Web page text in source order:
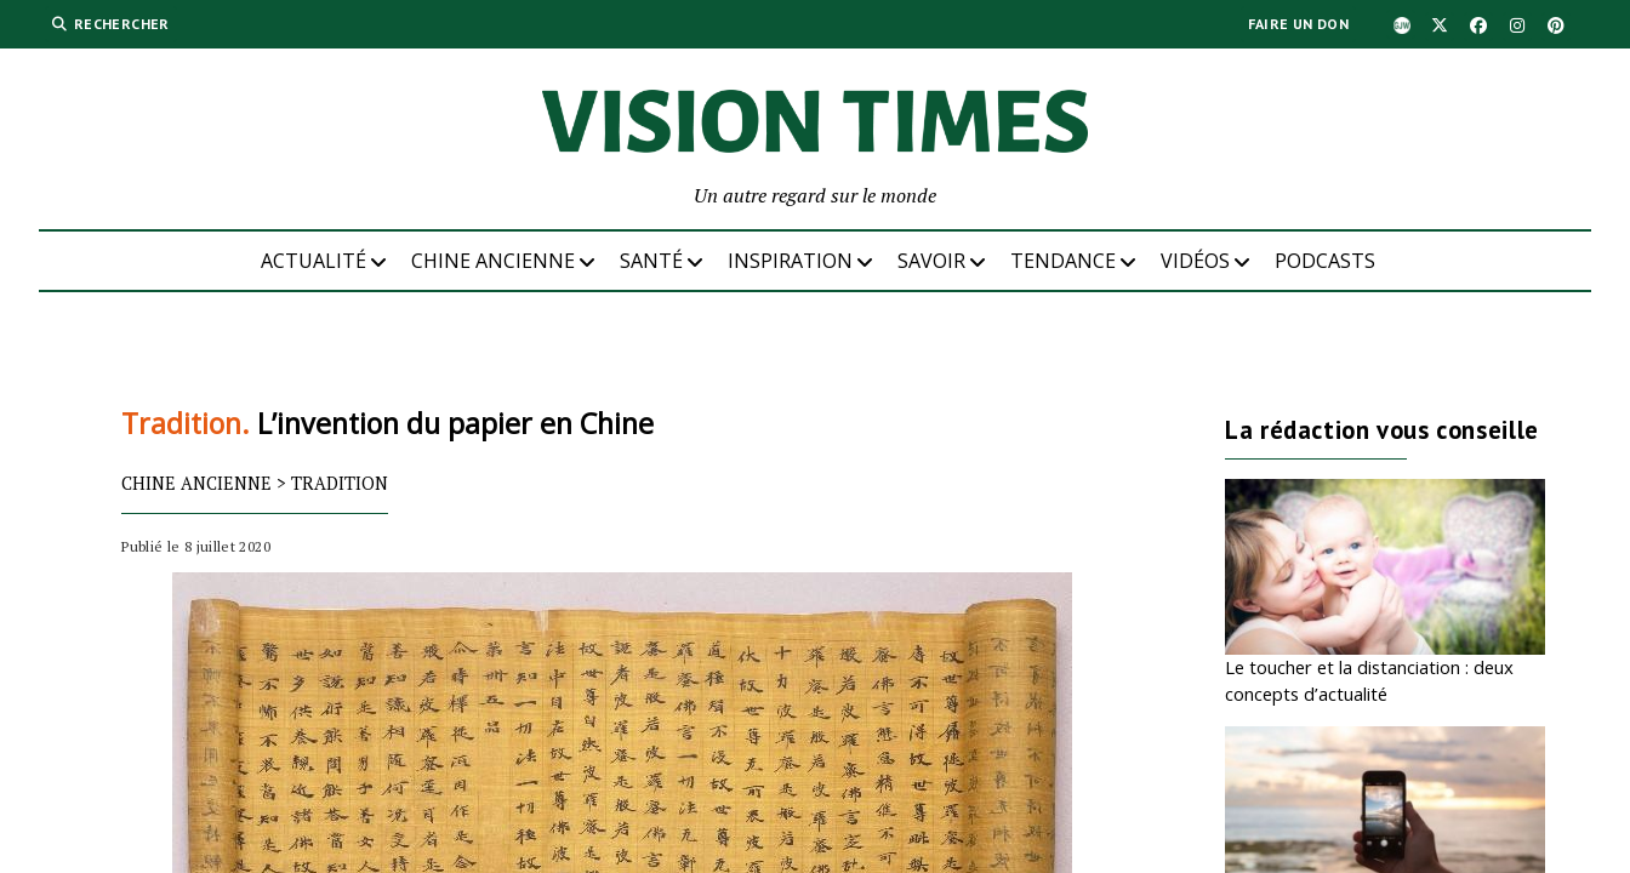
RECHERCHER FAIRE UN DON
Un autre regard sur le monde
ACTUALITÉ CHINE ANCIENNE SANTÉ INSPIRATION SAVOIR TENDANCE VIDÉOS PODCASTS
Tradition. L’invention du papier en Chine
CHINE ANCIENNE >TRADITION
Publié le 8 juillet 2020
La rédaction vous conseille
Le toucher et la distanciation : deux
concepts d’actualité